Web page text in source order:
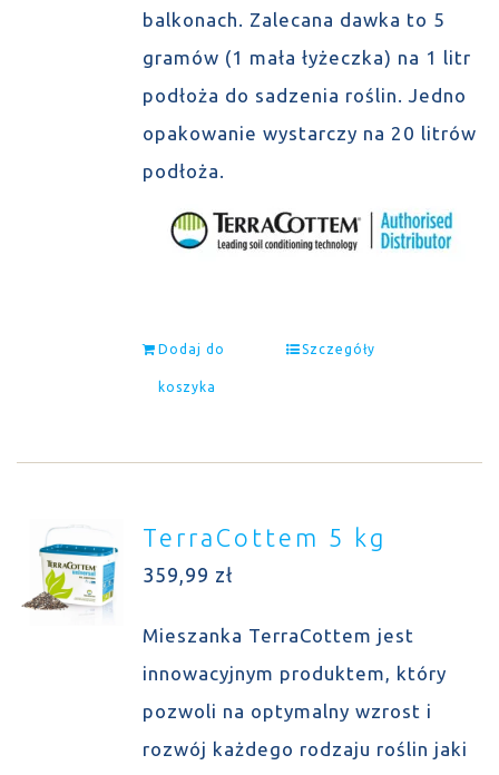
balkonach. Zalecana dawka to 5
gramów (1 mała łyżeczka) na 1 litr
podłoża do sadzenia roślin. Jedno
opakowanie wystarczy na 20 litrów
podłoża.
Dodaj do
koszyka
Szczegóły
TerraCottem 5 kg
359,99 zł
Mieszanka TerraCottem jest
innowacyjnym produktem, który
pozwoli na optymalny wzrost i
rozwój każdego rodzaju roślin jaki